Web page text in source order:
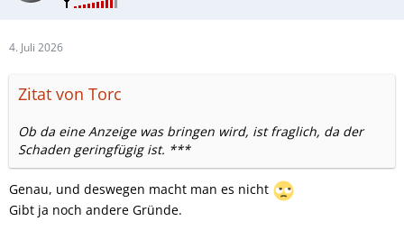
4. Juli 2026
Zitat von Torc
Ob da eine Anzeige was bringen wird, ist fraglich, da der
Schaden geringfügig ist. ***
Genau, und deswegen macht man es nicht
Gibt ja noch andere Gründe.